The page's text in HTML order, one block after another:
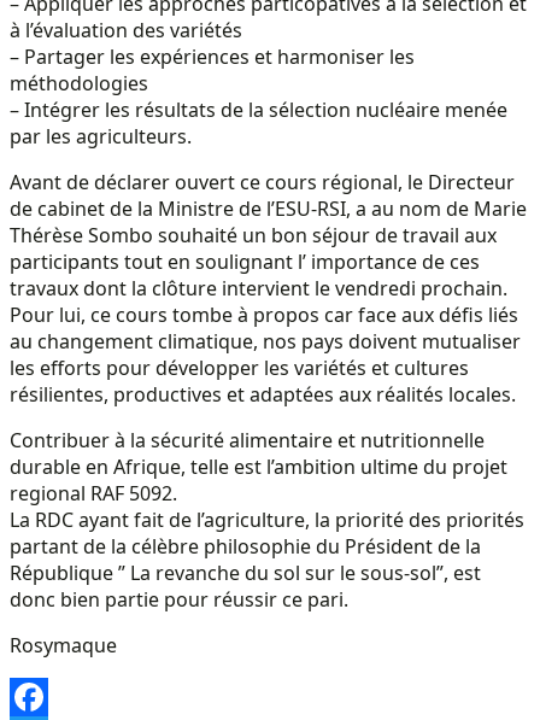
à l’évaluation des variétés
– Partager les expériences et harmoniser les
méthodologies
– Intégrer les résultats de la sélection nucléaire menée
par les agriculteurs.
Avant de déclarer ouvert ce cours régional, le Directeur
de cabinet de la Ministre de l’ESU-RSI, a au nom de Marie
Thérèse Sombo souhaité un bon séjour de travail aux
participants tout en soulignant l’ importance de ces
travaux dont la clôture intervient le vendredi prochain.
Pour lui, ce cours tombe à propos car face aux défis liés
au changement climatique, nos pays doivent mutualiser
les efforts pour développer les variétés et cultures
résilientes, productives et adaptées aux réalités locales.
Contribuer à la sécurité alimentaire et nutritionnelle
durable en Afrique, telle est l’ambition ultime du projet
regional RAF 5092.
La RDC ayant fait de l’agriculture, la priorité des priorités
partant de la célèbre philosophie du Président de la
République ” La revanche du sol sur le sous-sol”, est
donc bien partie pour réussir ce pari.
Rosymaque